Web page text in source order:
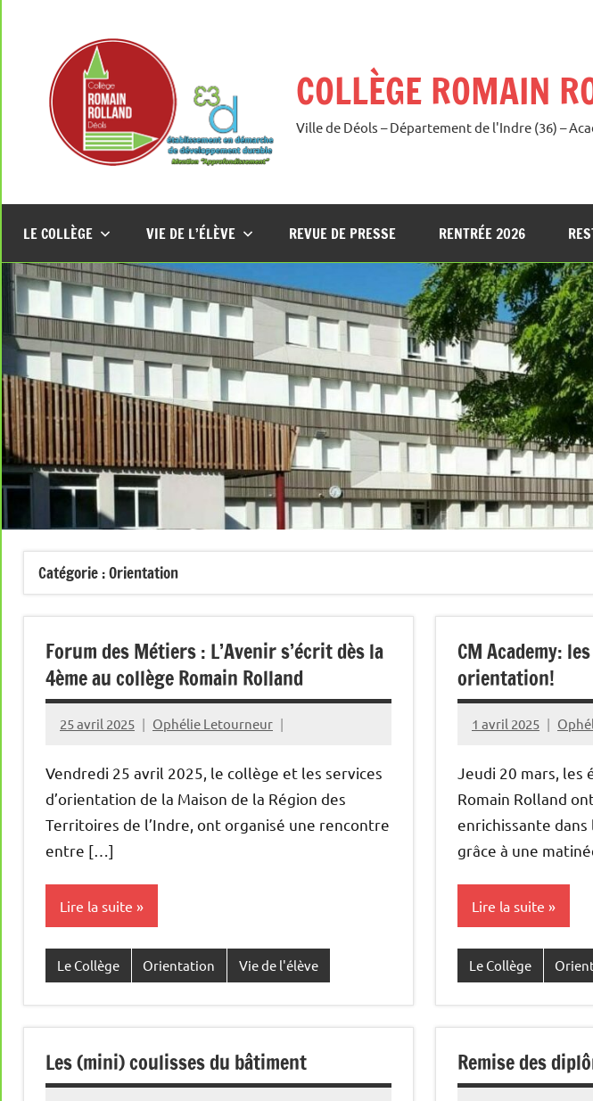
COLLÈGE ROMAIN
Ville de Déols – Département de l'Indre (36) –
LE COLLÈGE VIE DE L’ÉLÈVE REVUE DE PRESSE RENTRÉE 2026
Catégorie :Orientation
Forum des Métiers : L’Avenir s’écrit dès la
4ème au collège Romain Rolland
25 avril 2025 Ophélie Letourneur
Vendredi 25 avril 2025, le collège et les services
d’orientation de la Maison de la Région des
Territoires de l’Indre, ont organisé une rencontre
entre […]
Lire la suite
Le Collège Orientation Vie de l'élève
CM Academy:
orientation!
1 avril 2025
Jeudi 20 mars, les
Romain Rolland
enrichissante
grâce à une
Lire la suite
Le Collège
Les (mini) coulisses du bâtiment Remise des